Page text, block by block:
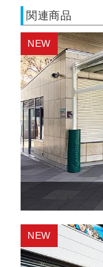
関連商品